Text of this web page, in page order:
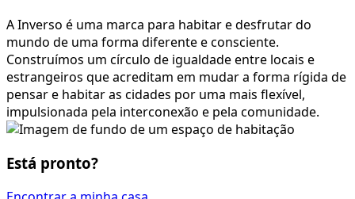
A Inverso é uma marca para habitar e desfrutar do
mundo de uma forma diferente e consciente.
Construímos um círculo de igualdade entre locais e
estrangeiros que acreditam em mudar a forma rígida de
pensar e habitar as cidades por uma mais flexível,
impulsionada pela interconexão e pela comunidade.
Está pronto?